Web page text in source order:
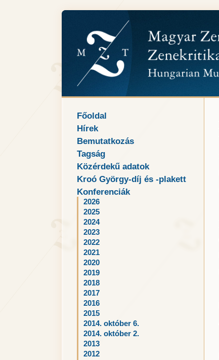
Főoldal
Hírek
Bemutatkozás
Tagság
Közérdekű adatok
Kroó György-díj és -plakett
Konferenciák
2026
2025
2024
2023
2022
2021
2020
2019
2018
2017
2016
2015
2014. október 6.
2014. október 2.
2013
2012